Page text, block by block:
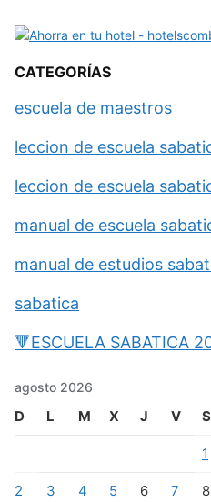
CATEGORÍAS
escuela de maestros
leccion de escuela
leccion de escuela
manual de escuela
manual de estudios
sabatica
🔻ESCUELA SABATICA
agosto 2026
D L M X J V S
1
2 3 4 5 6 7 8